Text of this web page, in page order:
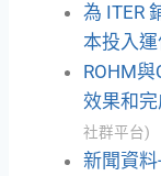
為 ITER
本投入
ROHM
效果和
社群平台)
新聞資